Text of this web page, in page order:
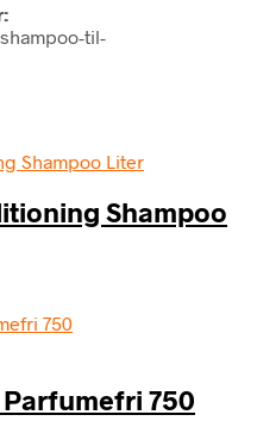
til-
Shampoo
750